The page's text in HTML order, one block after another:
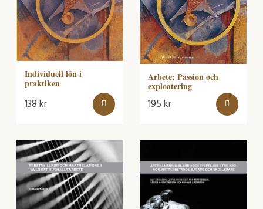
Individuell lön i
praktiken
138kr
Arbete: Passion och
exploatering
195kr